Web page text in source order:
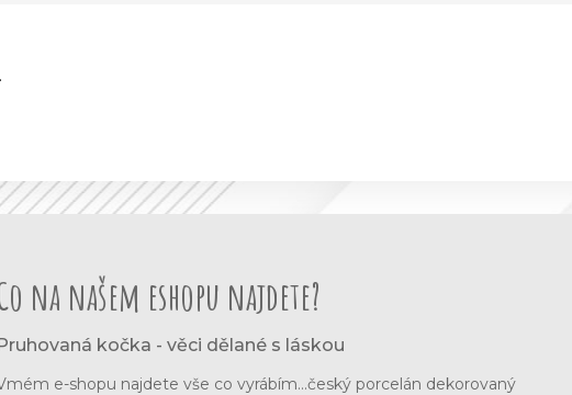
na našem eshopu najdete?
kočka - věci dělané s láskou
e-shopu najdete vše co vyrábím...český porcelán dekorovaný